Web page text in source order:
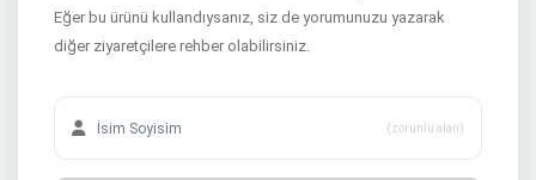
Eğer bu ürünü kullandıysanız, siz de yorumunuzu yazarak
diğer ziyaretçilere rehber olabilirsiniz.
(zorunlu alan)